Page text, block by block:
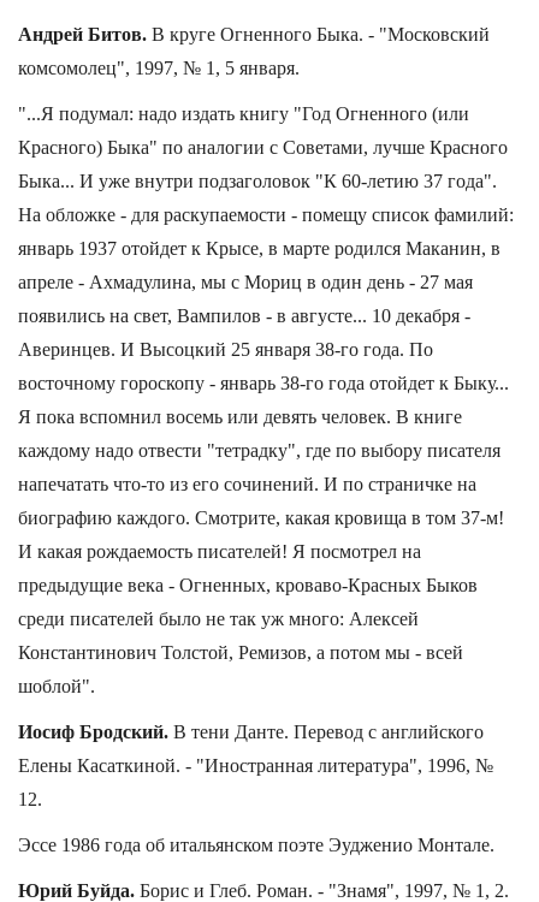
Андрей Битов. В круге Огненного Быка. - "Московский
комсомолец", 1997, № 1, 5 января.
"...Я подумал: надо издать книгу "Год Огненного (или
Красного) Быка" по аналогии с Советами, лучше Красного
Быка... И уже внутри подзаголовок "К 60-летию 37 года".
На обложке - для раскупаемости - помещу список фамилий:
январь 1937 отойдет к Крысе, в марте родился Маканин, в
апреле - Ахмадулина, мы с Мориц в один день - 27 мая
появились на свет, Вампилов - в августе... 10 декабря -
Аверинцев. И Высоцкий 25 января 38-го года. По
восточному гороскопу - январь 38-го года отойдет к Быку...
Я пока вспомнил восемь или девять человек. В книге
каждому надо отвести "тетрадку", где по выбору писателя
напечатать что-то из его сочинений. И по страничке на
биографию каждого. Смотрите, какая кровища в том 37-м!
И какая рождаемость писателей! Я посмотрел на
предыдущие века - Огненных, кроваво-Красных Быков
среди писателей было не так уж много: Алексей
Константинович Толстой, Ремизов, а потом мы - всей
шоблой".
Иосиф Бродский. В тени Данте. Перевод с английского
Елены Касаткиной. - "Иностранная литература", 1996, №
12.
Эссе 1986 года об итальянском поэте Эудженио Монтале.
Юрий Буйда. Борис и Глеб. Роман. - "Знамя", 1997, № 1, 2.